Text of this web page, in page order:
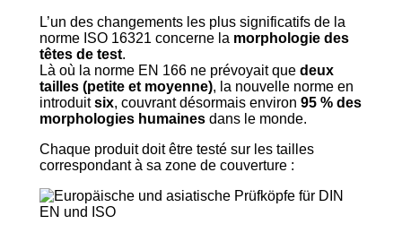
L’un des changements les plus significatifs de la
norme ISO 16321 concerne la morphologie des
têtes de test.
Là où la norme EN 166 ne prévoyait que deux
tailles (petite et moyenne), la nouvelle norme en
introduitsix, couvrant désormais environ 95 % des
morphologies humaines dans le monde.
Chaque produit doit être testé sur les tailles
correspondant à sa zone de couverture :